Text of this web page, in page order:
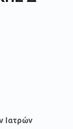
Ιατρών